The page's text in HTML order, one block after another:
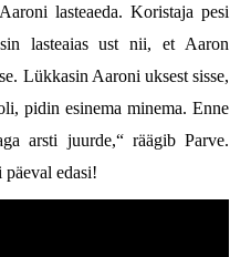
lasteaeda. Koristaja pesi
lasteaias ust nii, et Aaron
Lükkasin Aaroni uksest sisse,
pidin esinema minema. Enne
arsti juurde,“ räägib Parve.
päeval edasi!